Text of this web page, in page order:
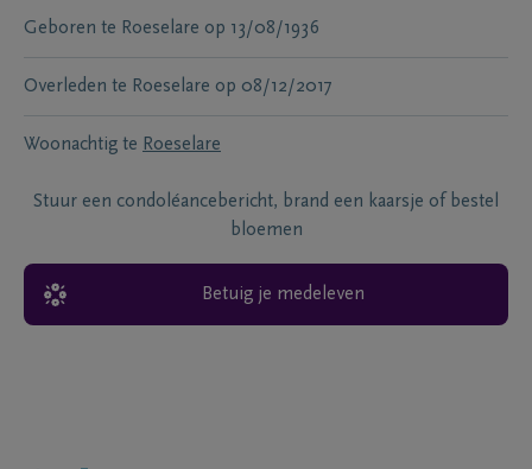
Geboren te Roeselare op 13/08/1936
Overleden te Roeselare op 08/12/2017
Woonachtig te Roeselare
Stuur een condoléancebericht, brand een kaarsje of bestel
bloemen
Betuig je medeleven